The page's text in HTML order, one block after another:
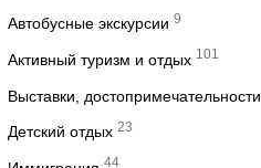
Автобусные экскурсии 9
Активный туризм и отдых 101
Выставки, достопримечательности
Детский отдых 23
44